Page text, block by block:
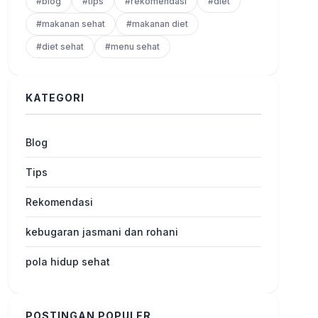
#makanan sehat #makanan diet
#diet sehat #menu sehat
KATEGORI
Blog
Tips
Rekomendasi
kebugaran jasmani dan rohani
pola hidup sehat
POSTINGAN POPULER